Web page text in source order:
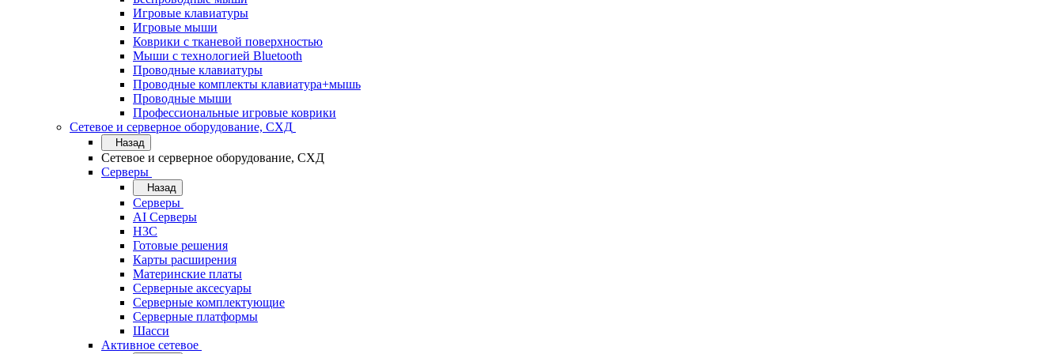
Игровые клавиатуры
Игровые мыши
Коврики с тканевой поверхностью
Мыши с технологией Bluetooth
Проводные клавиатуры
Проводные комплекты клавиатура+мышь
Проводные мыши
Профессиональные игровые коврики
Сетевое и серверное оборудование, СХД
Назад
Сетевое и серверное оборудование, СХД
Cерверы
Назад
Cерверы
AI Серверы
H3C
Готовые решения
Карты расширения
Материнские платы
Серверные аксесуары
Серверные комплектующие
Серверные платформы
Шасси
Активное сетевое